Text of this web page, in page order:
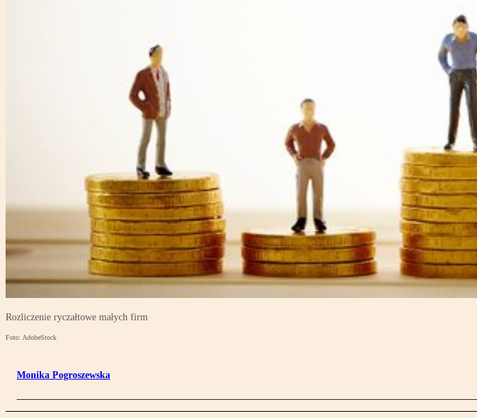
Rozliczenie ryczałtowe małych firm
Foto: AdobeStock
Monika Pogroszewska